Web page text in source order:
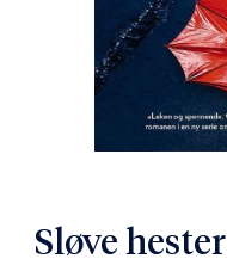
Sløve hester